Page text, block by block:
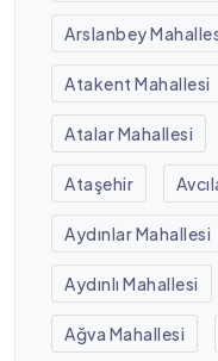
Arslanbey
Atakent Mahallesi
Atalar Mahallesi
Ataşehir
Aydınlar Mahallesi
Aydınlı Mahallesi
Ağva Mahallesi